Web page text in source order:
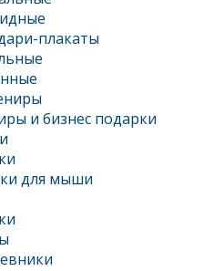
плакаты
и бизнес подарки
для мыши